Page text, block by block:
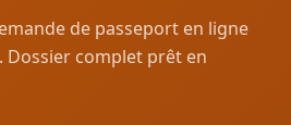
de passeport en ligne
Dossier complet prêt en